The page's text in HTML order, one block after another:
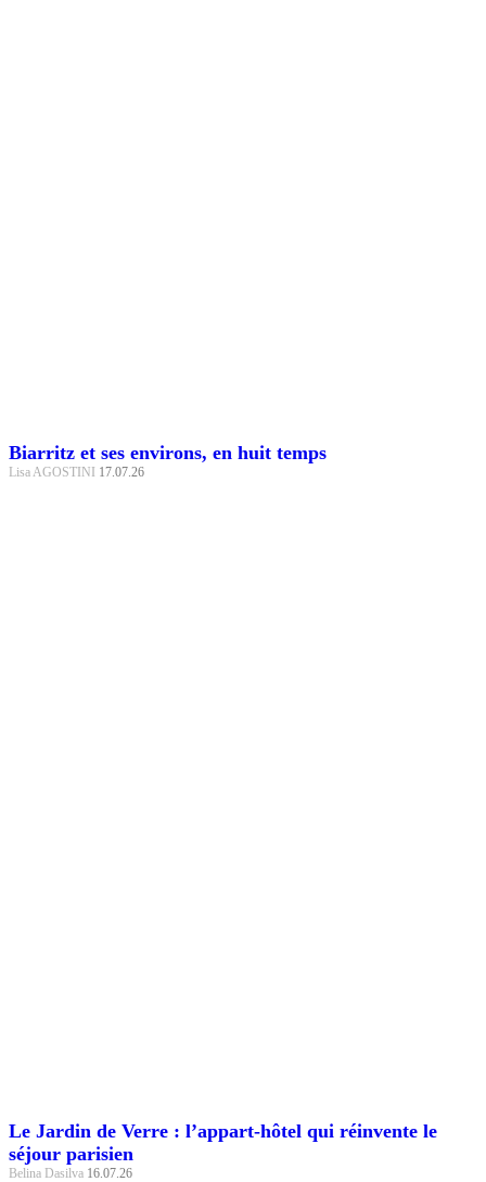
Biarritz et ses environs, en huit temps
Lisa AGOSTINI 17.07.26
Le Jardin de Verre : l’appart-hôtel qui réinvente le
séjour parisien
Belina Dasilva 16.07.26